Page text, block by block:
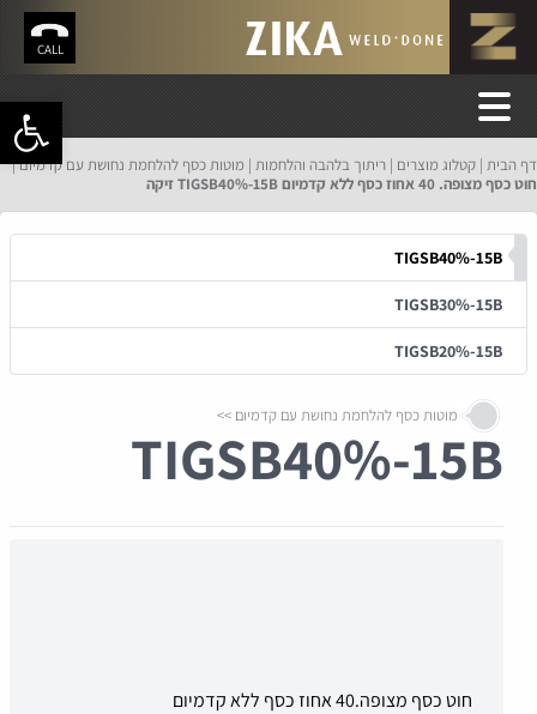
פתח
CALL
דף הבית קטלוג מוצרים ריתוך בלהבה והלחמות מוטות כסף להלחמת נחושת עם קדמיום
חוט כסף מצופה. 40 אחוז כסף ללא קדמיום TIGSB40%-15B זיקה
TIGSB40%-15B
TIGSB30%-15B
TIGSB20%-15B
מוטות כסף להלחמת נחושת עם קדמיום
TIGSB40%-15B
חוט כסף מצופה.40 אחוז כסף ללא קדמיום